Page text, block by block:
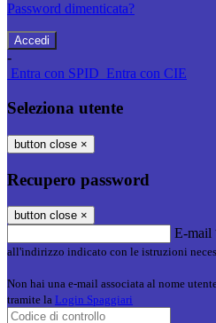
Password dimenticata?
-
Entra con SPID Entra con CIE
Seleziona utente
button close ×
Recupero password
button close ×
E-mail
all'indirizzo indicato con le istruzioni
Non hai una e-mail associata al nome
tramite la Login Spaggiari